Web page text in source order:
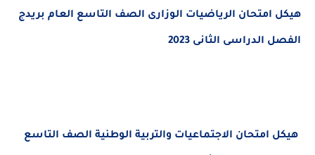
هيكل امتحان الرياضيات الوزارى الصف التاسع العام بريدج
الفصل الدراسى الثانى 2023
هيكل امتحان الاجتماعيات والتربية الوطنية الصف التاسع